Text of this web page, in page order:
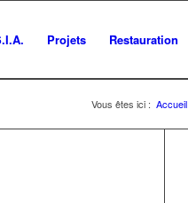
Projets Restauration
Vous êtes ici : Accueil